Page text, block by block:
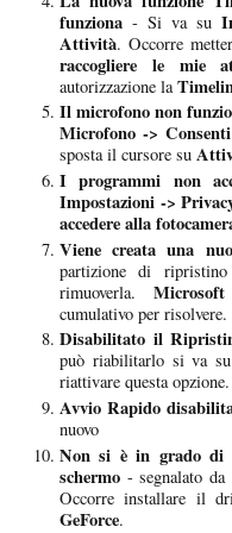
funziona - Si va su
Attività. Occorre
raccogliere le mie
autorizzazione la
Il microfono non
Microfono ->
sposta il cursore su
I programmi non
Impostazioni ->
accedere alla
Viene creata una
partizione di ripristino
rimuoverla. Microsoft
cumulativo per risolvere.
Disabilitato il
può riabilitarlo si va su
riattivare questa opzione.
Avvio Rapido
nuovo
Non si è in grado di
schermo - segnalato
Occorre installare il
GeForce.